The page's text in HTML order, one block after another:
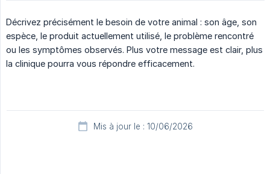
Décrivez précisément le besoin de votre animal : son âge, son
espèce, le produit actuellement utilisé, le problème rencontré
ou les symptômes observés. Plus votre message est clair, plus
la clinique pourra vous répondre efficacement.
Mis à jour le : 10/06/2026